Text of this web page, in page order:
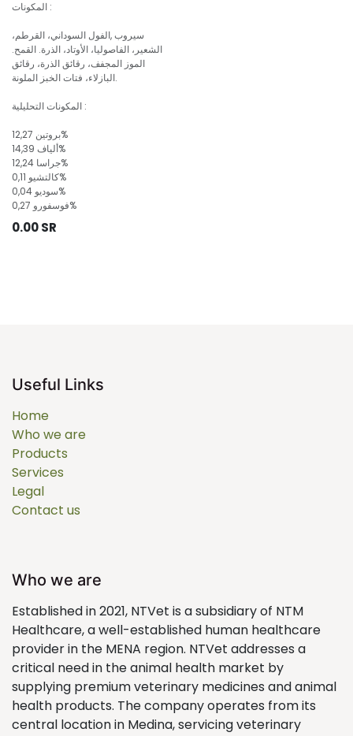
المكونات :
سيروب ,الفول السوداني، القرطم،
الشعير، الفاصوليا، الأوتاد، الذرة. القمح.
الموز المجفف، رقائق الذرة، رقائق
البازلاء، فتات الخبز الملونة.
المكونات التحليلية :
بروتين 12,27%
ألياف 14,39%
جراسا 12,24%
كالتشيو 0,11%
سوديو 0,04%
فوسفورو 0,27%
0.00SR
Useful Links
Home
Who we are
Products
Services
Legal
Contact us
Who we are
Established in 2021, NTVet is a subsidiary of NTM
Healthcare, a well-established human healthcare
provider in the MENA region. NTVet addresses a
critical need in the animal health market by
supplying premium veterinary medicines and animal
health products. The company operates from its
central location in Medina, servicing veterinary